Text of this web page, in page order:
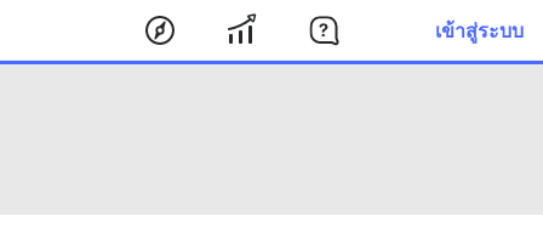
เข้าสู่ระบบ